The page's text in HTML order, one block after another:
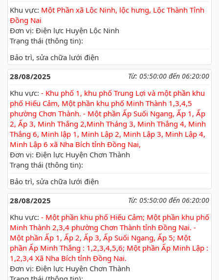
Khu vực: Một Phần xã Lộc Ninh, lộc hưng, Lộc Thành Tỉnh
Đồng Nai
Đơn vị: Điện lực Huyện Lộc Ninh
Trạng thái (thông tin):
Bảo trì, sửa chữa lưới điện
28/08/2025
Từ: 05:50:00 đến 06:20:00
Khu vực: - Khu phố 1, khu phố Trung Lợi và một phần khu
phố Hiếu Cảm, Một phần khu phố Minh Thành 1,3,4,5
phường Chơn Thành. - Một phần Ấp Suối Ngang, Ấp 1, Ấp
2, Ấp 3, Minh Thắng 2,Minh Tháng 3, Minh Thắng 4, Minh
Thắng 6, Minh lập 1, Minh Lập 2, Minh Lập 3, Minh Lập 4,
Minh Lập 6 xã Nha Bích tỉnh Đồng Nai,
Đơn vị: Điện lực Huyện Chơn Thành
Trạng thái (thông tin):
Bảo trì, sửa chữa lưới điện
28/08/2025
Từ: 05:50:00 đến 06:20:00
Khu vực: - Một phần khu phố Hiếu Cảm; Một phần khu phố
Minh Thành 2,3,4 phường Chơn Thành tỉnh Đồng Nai. -
Một phần Ấp 1, Ấp 2, Ấp 3, Ấp Suối Ngang, Ấp 5; Một
phần Ấp Minh Thắng : 1,2,3,4,5,6; Một phần Ấp Minh Lập :
1,2,3,4 Xã Nha Bích tỉnh Đồng Nai.
Đơn vị: Điện lực Huyện Chơn Thành